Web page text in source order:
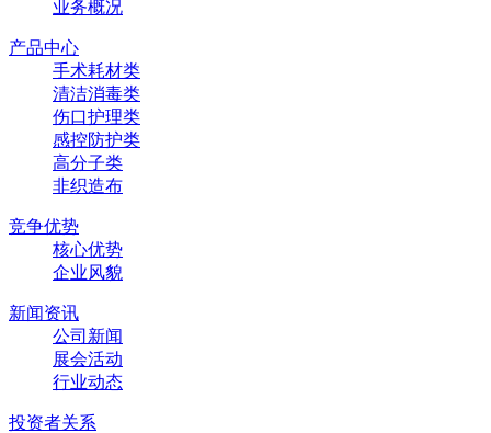
业务概况
产品中心
手术耗材类
清洁消毒类
伤口护理类
感控防护类
高分子类
非织造布
竞争优势
核心优势
企业风貌
新闻资讯
公司新闻
展会活动
行业动态
投资者关系